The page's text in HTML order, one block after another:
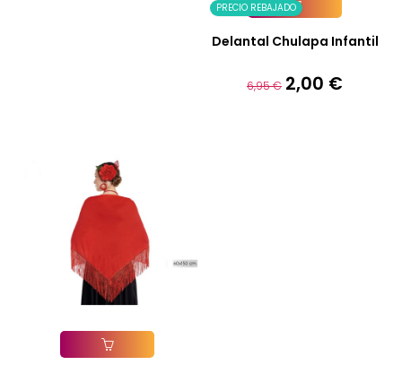
PRECIO REBAJADO
Añadir A La Cesta
Delantal Chulapa Infantil
Precio
6,95 € Precio
2,00 €